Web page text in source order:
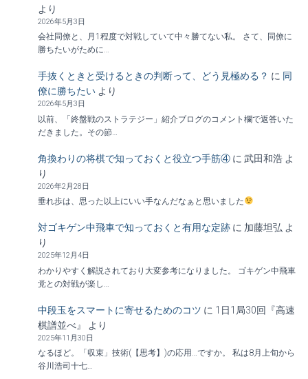
より
2026年5月3日
会社同僚と、月1程度で対戦していて中々勝てない私。 さて、同僚に
勝ちたいがために…
手抜くときと受けるときの判断って、どう見極める？ に 同
僚に勝ちたい より
2026年5月3日
以前、「終盤戦のストラテジー」紹介ブログのコメント欄で返答いた
だきました。その節…
角換わりの将棋で知っておくと役立つ手筋④ に 武田和浩 よ
り
2026年2月28日
垂れ歩は、思った以上にいい手なんだなぁと思いました
対ゴキゲン中飛車で知っておくと有用な定跡 に 加藤坦弘 よ
り
2025年12月4日
わかりやすく解説されており大変参考になりました。 ゴキゲン中飛車
党との対戦が楽し…
中段玉をスマートに寄せるためのコツ に 1日1局30回『高速
棋譜並べ』
より
2025年11月30日
なるほど。「収束」技術(【思考】)の応用…ですか。 私は8月上旬から
谷川浩司十七…